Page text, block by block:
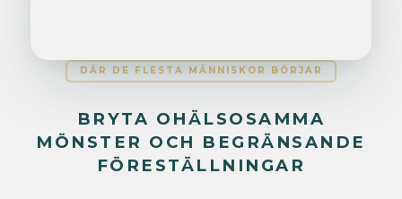
DÄR DE FLESTA MÄNNISKOR BÖRJAR
BRYTA OHÄLSOSAMMA
MÖNSTER OCH BEGRÄNSANDE
FÖRESTÄLLNINGAR